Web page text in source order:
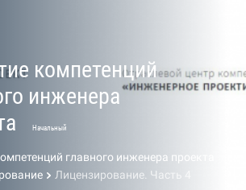
компетенций
инженера
Начальный
главного инженера проекта
Лицензирование. Часть 4